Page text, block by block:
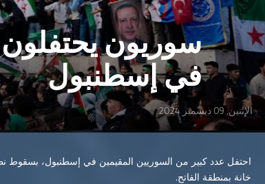
سوريون
في إسطنبول
الإثنين, 09 ديسمبر 2024
خانة بمنطقة الفاتح.